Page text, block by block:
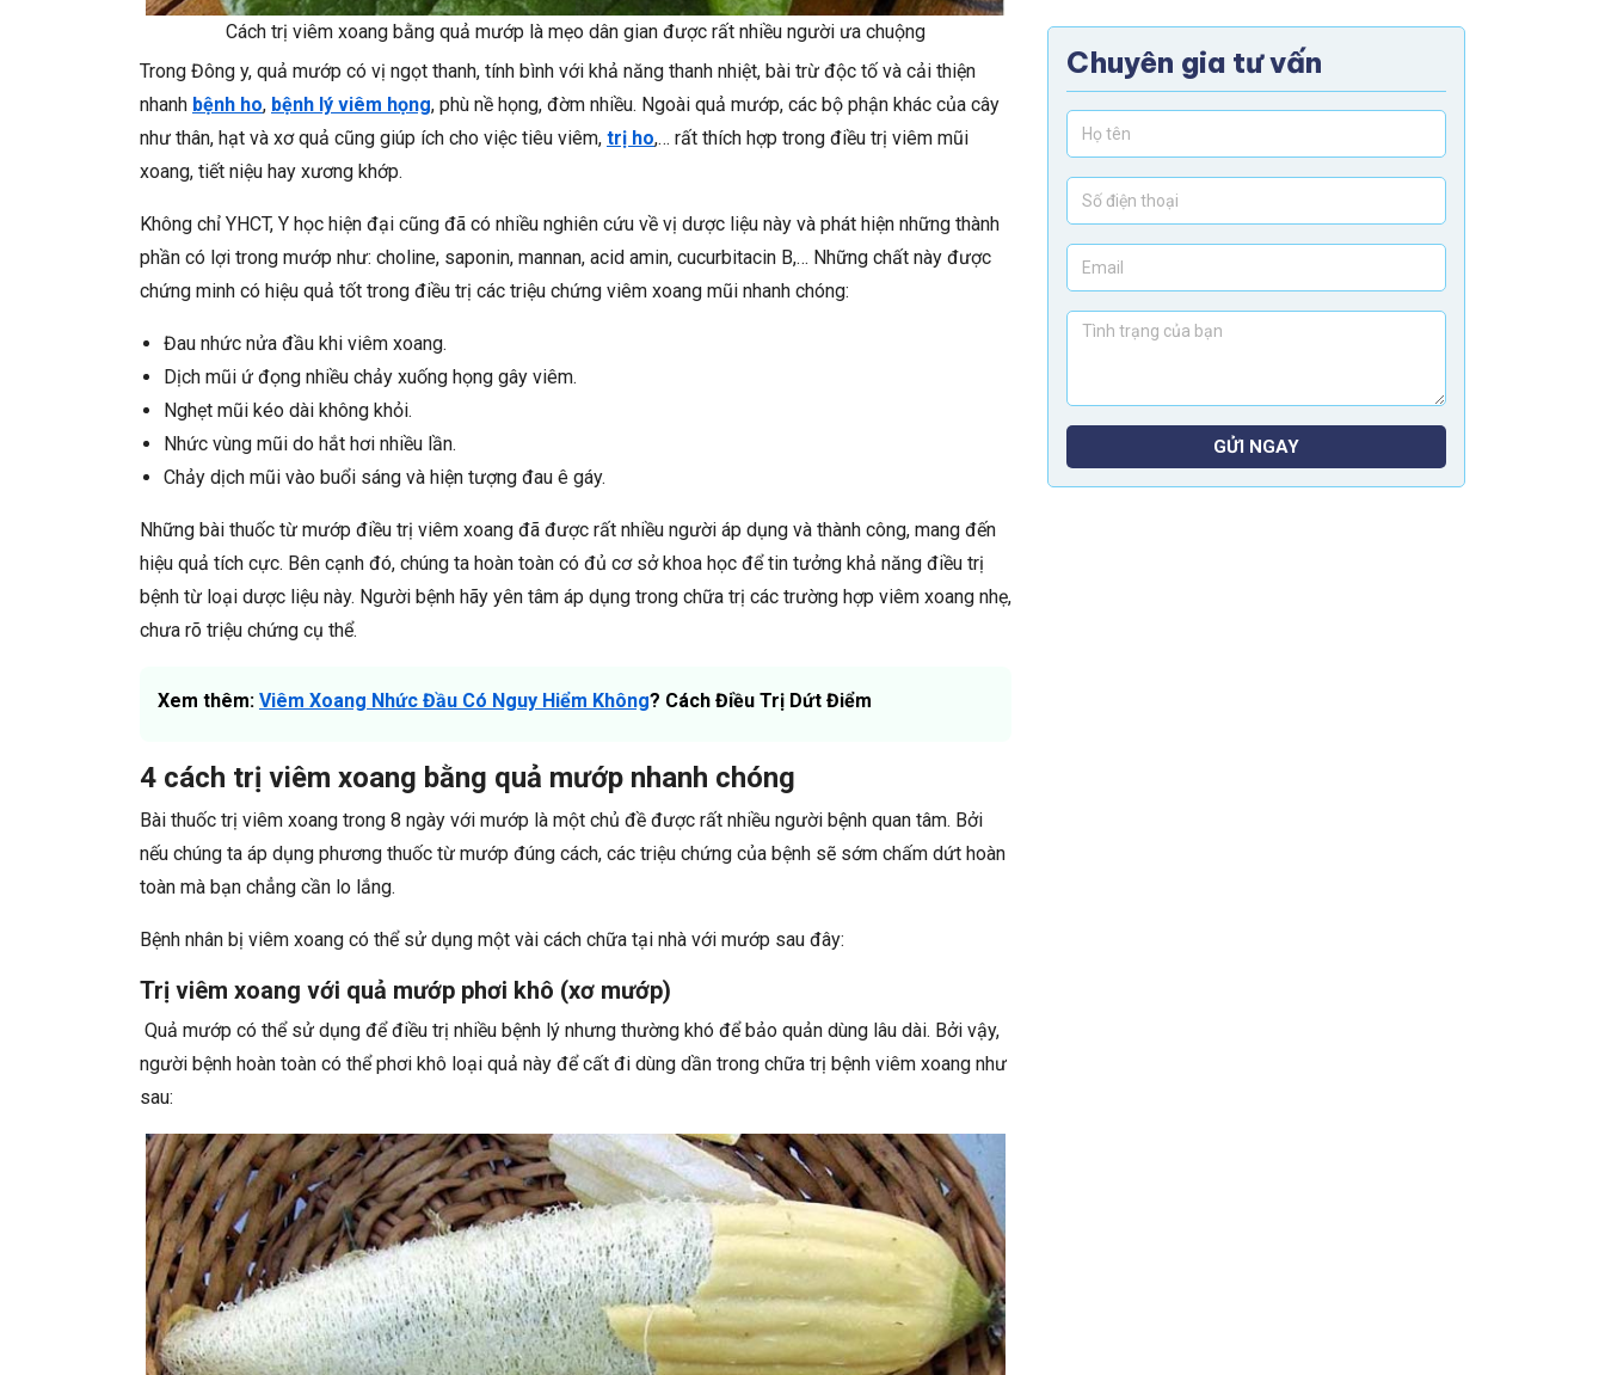
Cách trị viêm xoang bằng quả mướp là mẹo dân gian được rất nhiều người ưa chuộng
Trong Đông y, quả mướp có vị ngọt thanh, tính bình với khả năng thanh nhiệt, bài trừ độc tố và cải thiện
nhanh bệnh ho, bệnh lý viêm họng, phù nề họng, đờm nhiều. Ngoài quả mướp, các bộ phận khác của cây
như thân, hạt và xơ quả cũng giúp ích cho việc tiêu viêm, trị ho,… rất thích hợp trong điều trị viêm mũi
xoang, tiết niệu hay xương khớp.
Không chỉ YHCT, Y học hiện đại cũng đã có nhiều nghiên cứu về vị dược liệu này và phát hiện những thành
phần có lợi trong mướp như: choline, saponin, mannan, acid amin, cucurbitacin B,… Những chất này được
chứng minh có hiệu quả tốt trong điều trị các triệu chứng viêm xoang mũi nhanh chóng:
Đau nhức nửa đầu khi viêm xoang.
Dịch mũi ứ đọng nhiều chảy xuống họng gây viêm.
Nghẹt mũi kéo dài không khỏi.
Nhức vùng mũi do hắt hơi nhiều lần.
Chảy dịch mũi vào buổi sáng và hiện tượng đau ê gáy.
Những bài thuốc từ mướp điều trị viêm xoang đã được rất nhiều người áp dụng và thành công, mang đến
hiệu quả tích cực. Bên cạnh đó, chúng ta hoàn toàn có đủ cơ sở khoa học để tin tưởng khả năng điều trị
bệnh từ loại dược liệu này. Người bệnh hãy yên tâm áp dụng trong chữa trị các trường hợp viêm xoang nhẹ,
chưa rõ triệu chứng cụ thể.
Xem thêm: Viêm Xoang Nhức Đầu Có Nguy Hiểm Không? Cách Điều Trị Dứt Điểm
4 cách trị viêm xoang bằng quả mướp nhanh chóng
Bài thuốc trị viêm xoang trong 8 ngày với mướp là một chủ đề được rất nhiều người bệnh quan tâm. Bởi
nếu chúng ta áp dụng phương thuốc từ mướp đúng cách, các triệu chứng của bệnh sẽ sớm chấm dứt hoàn
toàn mà bạn chẳng cần lo lắng.
Bệnh nhân bị viêm xoang có thể sử dụng một vài cách chữa tại nhà với mướp sau đây:
Trị viêm xoang với quả mướp phơi khô (xơ mướp)
Quả mướp có thể sử dụng để điều trị nhiều bệnh lý nhưng thường khó để bảo quản dùng lâu dài. Bởi vậy,
người bệnh hoàn toàn có thể phơi khô loại quả này để cất đi dùng dần trong chữa trị bệnh viêm xoang như
sau:
Chuyên gia tư vấn
GỬI NGAY